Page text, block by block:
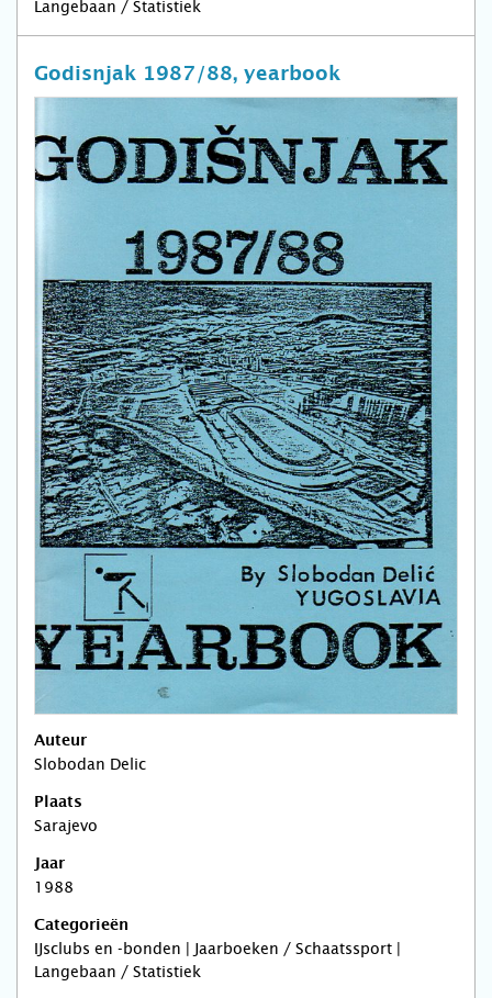
Langebaan / Statistiek
Godisnjak 1987/88, yearbook
Auteur
Slobodan Delic
Plaats
Sarajevo
Jaar
1988
Categorieën
IJsclubs en -bonden | Jaarboeken / Schaatssport |
Langebaan / Statistiek